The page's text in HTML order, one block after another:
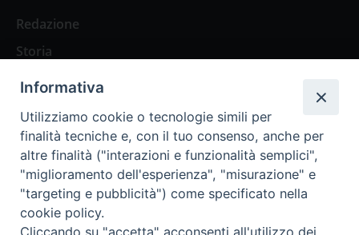
Redazione
Storia
Abbonamenti
Abbonamento Annuale Digitale
Abbonamento Annuale Cartaceo
Abbonamento Singola Copia Digitale
Informativa
Utilizziamo cookie o tecnologie simili per
finalità tecniche e, con il tuo consenso, anche per
altre finalità ("interazioni e funzionalità semplici",
"miglioramento dell'esperienza", "misurazione" e
"targeting e pubblicità") come specificato nella
cookie policy.